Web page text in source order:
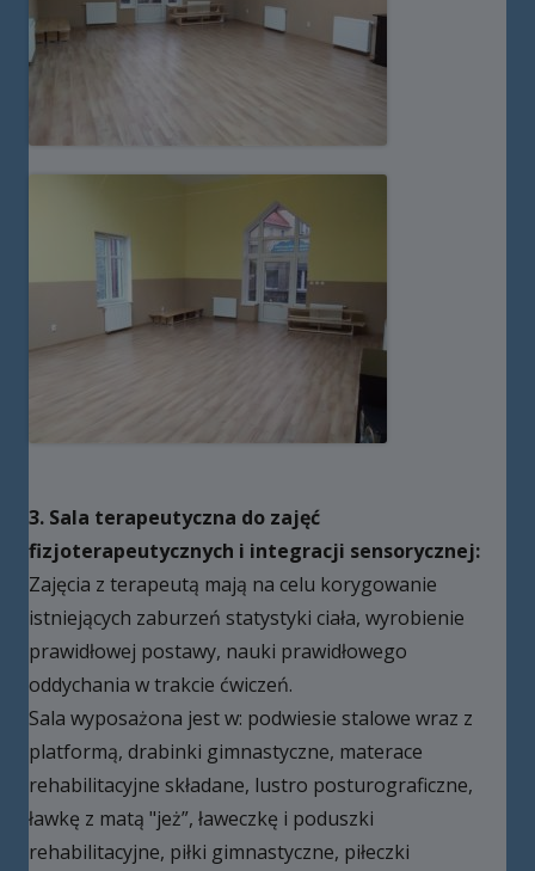
3. Sala terapeutyczna do zajęć
fizjoterapeutycznych i integracji sensorycznej:
Zajęcia z terapeutą mają na celu korygowanie
istniejących zaburzeń statystyki ciała, wyrobienie
prawidłowej postawy, nauki prawidłowego
oddychania w trakcie ćwiczeń.
Sala wyposażona jest w: podwiesie stalowe wraz z
platformą, drabinki gimnastyczne, materace
rehabilitacyjne składane, lustro posturograficzne,
ławkę z matą "jeż”, ławeczkę i poduszki
rehabilitacyjne, piłki gimnastyczne, piłeczki